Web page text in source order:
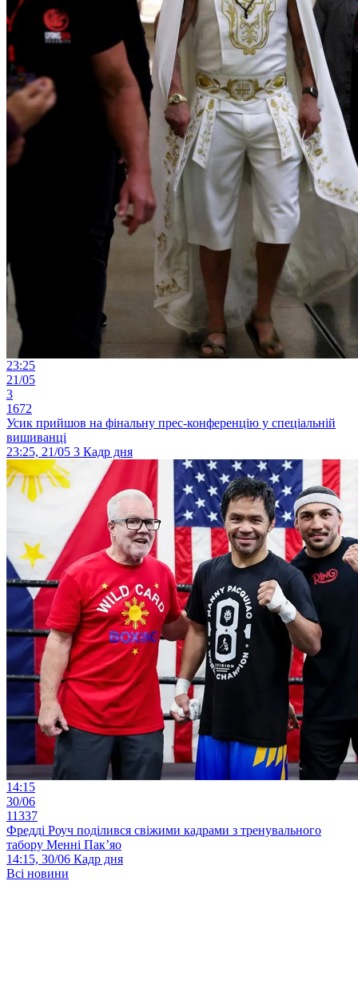
23:25
21/05
3
1672
Усик прийшов на фінальну прес-конференцію у спеціальній
вишиванці
23:25, 21/05 3 Кадр дня
14:15
30/06
11337
Фредді Роуч поділився свіжими кадрами з тренувального
табору Менні Пак’яо
14:15, 30/06 Кадр дня
Всі новини